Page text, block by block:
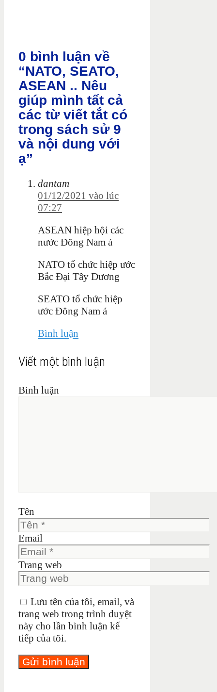
0 bình luận về
“NATO, SEATO,
ASEAN .. Nêu
giúp mình tất cả
các từ viết tắt có
trong sách sử 9
và nội dung với
ạ”
dantam
01/12/2021 vào lúc
07:27
ASEAN hiệp hội các
nước Đông Nam á
NATO tổ chức hiệp ước
Bắc Đại Tây Dương
SEATO tổ chức hiệp
ước Đông Nam á
Bình luận
Viết một bình luận
Bình luận
Tên
Email
Trang web
Lưu tên của tôi, email, và
trang web trong trình duyệt
này cho lần bình luận kế
tiếp của tôi.